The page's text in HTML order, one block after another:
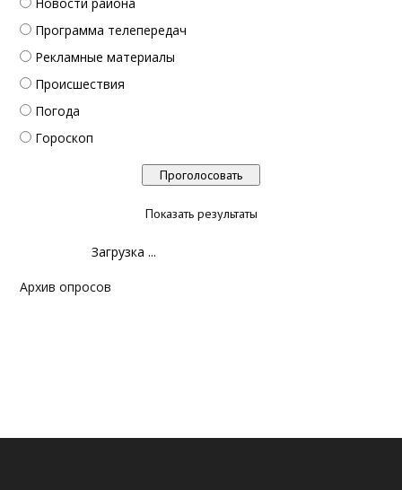
Программа телепередач
Рекламные материалы
Происшествия
Погода
Гороскоп
Показать результаты
Загрузка ...
Архив опросов